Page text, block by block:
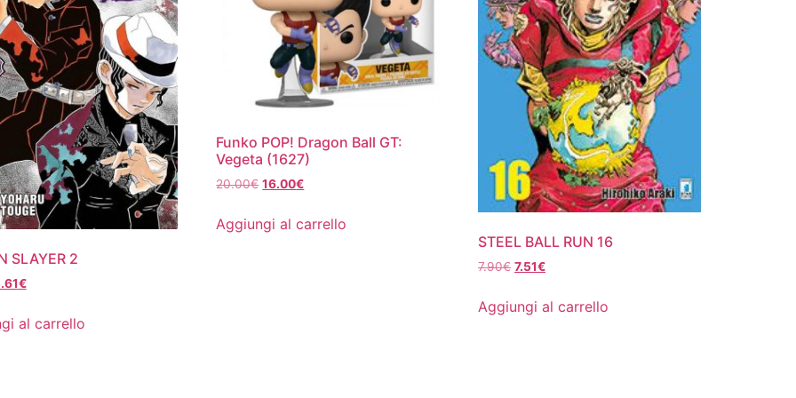
SLAYER 2
€Il
attuale
al carrello
Funko POP! Dragon Ball GT:
Vegeta (1627)
20.00€ Il
originale
era:
16.00€Il
attuale
Aggiungi al carrello
STEEL BALL RUN 16
7.90€ Il
originale
era:
7.51€Il
attuale
Aggiungi al carrello